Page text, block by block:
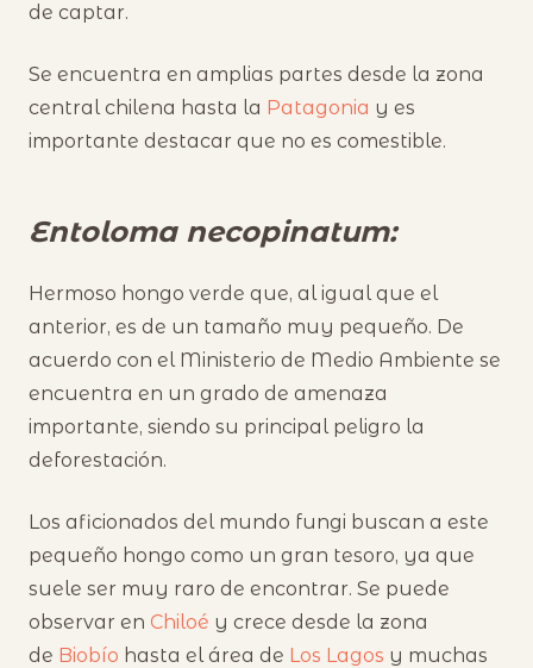
de captar.
Se encuentra en amplias partes desde la zona
central chilena hasta la Patagonia y es
importante destacar que no es comestible.
Entoloma necopinatum:
Hermoso hongo verde que, al igual que el
anterior, es de un tamaño muy pequeño. De
acuerdo con el Ministerio de Medio Ambiente se
encuentra en un grado de amenaza
importante, siendo su principal peligro la
deforestación.
Los aficionados del mundo fungi buscan a este
pequeño hongo como un gran tesoro, ya que
suele ser muy raro de encontrar. Se puede
observar en Chiloé y crece desde la zona
de Biobío hasta el área de Los Lagos y muchas